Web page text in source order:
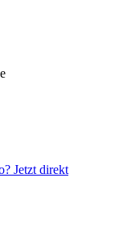
Jetzt direkt